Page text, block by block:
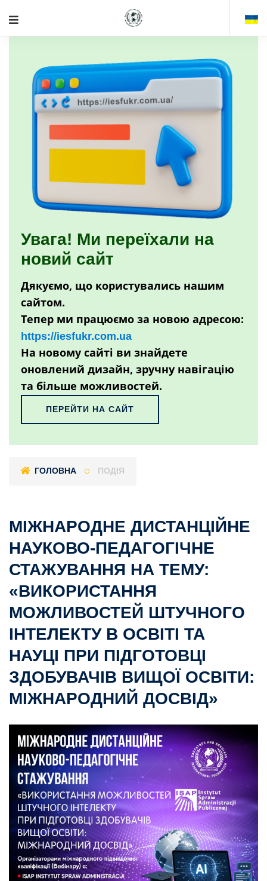
Увага! Ми переїхали на
новий сайт
Дякуємо, що користувались нашим
сайтом.
Тепер ми працюємо за новою адресою:
https://iesfukr.com.ua
На новому сайті ви знайдете
оновлений дизайн, зручну навігацію
та більше можливостей.
ПЕРЕЙТИ НА САЙТ
ГОЛОВНА ПОДІЯ
МІЖНАРОДНЕ ДИСТАНЦІЙНЕ
НАУКОВО-ПЕДАГОГІЧНЕ
СТАЖУВАННЯ НА ТЕМУ:
«ВИКОРИСТАННЯ
МОЖЛИВОСТЕЙ ШТУЧНОГО
ІНТЕЛЕКТУ В ОСВІТІ ТА
НАУЦІ ПРИ ПІДГОТОВЦІ
ЗДОБУВАЧІВ ВИЩОЇ ОСВІТИ:
МІЖНАРОДНИЙ ДОСВІД»